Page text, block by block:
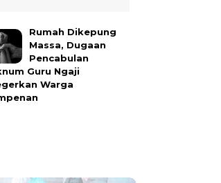
Rumah Dikepung
Massa, Dugaan
Pencabulan
Guru Ngaji
Warga